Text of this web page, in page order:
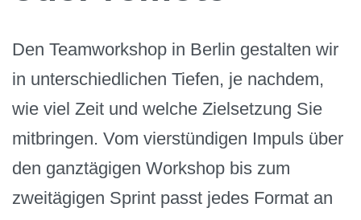
Den Teamworkshop in Berlin gestalten wir
in unterschiedlichen Tiefen, je nachdem,
wie viel Zeit und welche Zielsetzung Sie
mitbringen. Vom vierstündigen Impuls über
den ganztägigen Workshop bis zum
zweitägigen Sprint passt jedes Format an